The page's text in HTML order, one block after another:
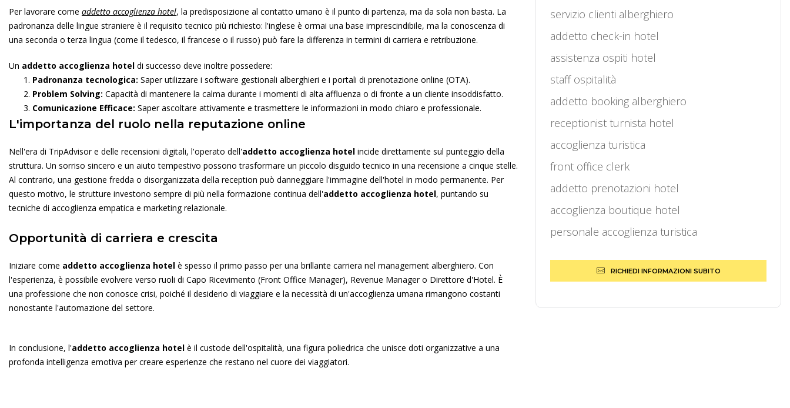
Per lavorare come addetto accoglienza hotel, la predisposizione al contatto umano è il punto di partenza, ma da sola non basta. La
padronanza delle lingue straniere è il requisito tecnico più richiesto: l'inglese è ormai una base imprescindibile, ma la conoscenza di
una seconda o terza lingua (come il tedesco, il francese o il russo) può fare la differenza in termini di carriera e retribuzione.
Un addetto accoglienza hotel di successo deve inoltre possedere:
Padronanza tecnologica: Saper utilizzare i software gestionali alberghieri e i portali di prenotazione online (OTA).
Problem Solving: Capacità di mantenere la calma durante i momenti di alta affluenza o di fronte a un cliente insoddisfatto.
Comunicazione Efficace: Saper ascoltare attivamente e trasmettere le informazioni in modo chiaro e professionale.
L'importanza del ruolo nella reputazione online
Nell'era di TripAdvisor e delle recensioni digitali, l'operato dell'addetto accoglienza hotel incide direttamente sul punteggio della
struttura. Un sorriso sincero e un aiuto tempestivo possono trasformare un piccolo disguido tecnico in una recensione a cinque stelle.
Al contrario, una gestione fredda o disorganizzata della reception può danneggiare l'immagine dell'hotel in modo permanente. Per
questo motivo, le strutture investono sempre di più nella formazione continua dell'addetto accoglienza hotel, puntando su
tecniche di accoglienza empatica e marketing relazionale.
Opportunità di carriera e crescita
Iniziare come addetto accoglienza hotel è spesso il primo passo per una brillante carriera nel management alberghiero. Con
l'esperienza, è possibile evolvere verso ruoli di Capo Ricevimento (Front Office Manager), Revenue Manager o Direttore d'Hotel. È
una professione che non conosce crisi, poiché il desiderio di viaggiare e la necessità di un'accoglienza umana rimangono costanti
nonostante l'automazione del settore.
In conclusione, l'addetto accoglienza hotel è il custode dell'ospitalità, una figura poliedrica che unisce doti organizzative a una
profonda intelligenza emotiva per creare esperienze che restano nel cuore dei viaggiatori.
servizio clienti alberghiero
addetto check-in hotel
assistenza ospiti hotel
staff ospitalità
addetto booking alberghiero
receptionist turnista hotel
accoglienza turistica
front office clerk
addetto prenotazioni hotel
accoglienza boutique hotel
personale accoglienza turistica
RICHIEDI INFORMAZIONI SUBITO